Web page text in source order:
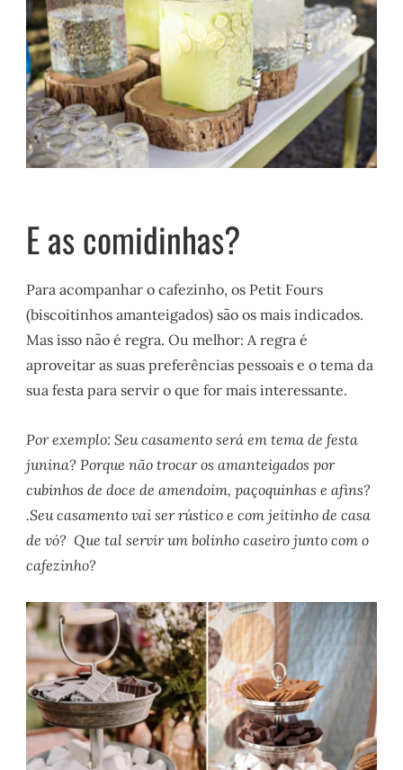
E as comidinhas?
Para acompanhar o cafezinho, os Petit Fours
(biscoitinhos amanteigados) são os mais indicados.
Mas isso não é regra. Ou melhor: A regra é
aproveitar as suas preferências pessoais e o tema da
sua festa para servir o que for mais interessante.
Por exemplo: Seu casamento será em tema de festa
junina? Porque não trocar os amanteigados por
cubinhos de doce de amendoim, paçoquinhas e afins?
.Seu casamento vai ser rústico e com jeitinho de casa
de vó? Que tal servir um bolinho caseiro junto com o
cafezinho?